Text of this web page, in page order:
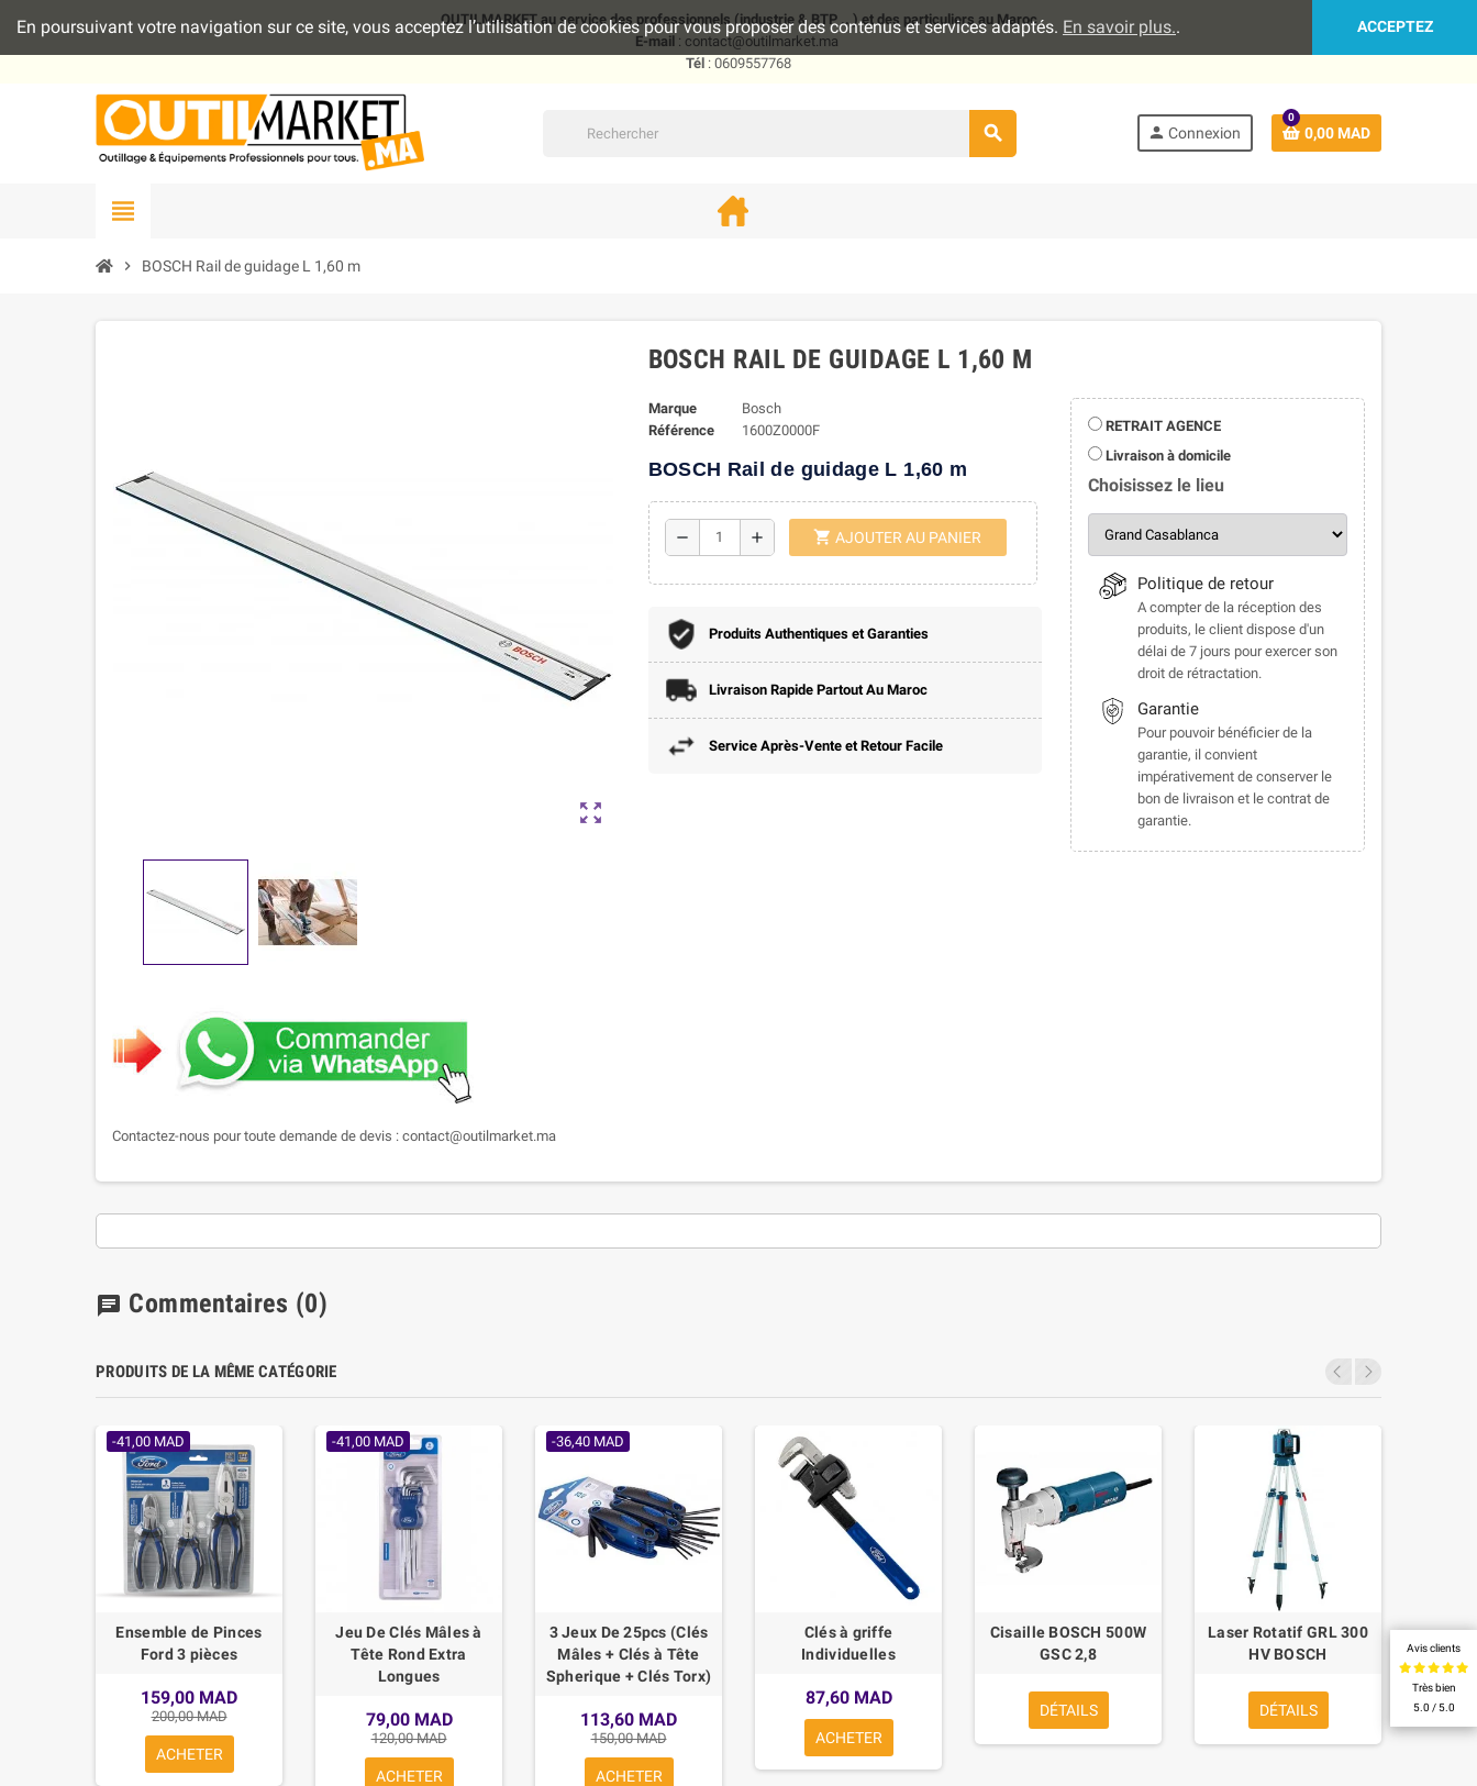
OUTILMARKET au service des professionnels (industrie & BTP .. ) et des particuliers au Maroc
E-mail : contact@outilmarket.ma
Tél : 0609557768
search person Connexion
0
0,00 MAD
view_headline
Avis clients
Très bien
5.0 / 5.0
chevron_right BOSCH Rail de guidage L 1,60 m
zoom_out_map
Contactez-nous pour toute demande de devis : contact@outilmarket.ma
BOSCH RAIL DE GUIDAGE L 1,60 M
Marque
Bosch
Référence
1600Z0000F
BOSCH Rail de guidage L 1,60 m
remove add shopping_cart AJOUTER AU PANIER
RETRAIT AGENCE
Livraison à domicile
Choisissez le lieu
Politique de retour
A compter de la réception des
produits, le client dispose d'un
délai de 7 jours pour exercer son
droit de rétractation.
Garantie
Pour pouvoir bénéficier de la
garantie, il convient
impérativement de conserver le
bon de livraison et le contrat de
garantie.
Produits Authentiques et Garanties
Livraison Rapide Partout Au Maroc
Service Après-Vente et Retour Facile
chat Commentaires (0)
PRODUITS DE LA MÊME CATÉGORIE
-41,00 MAD
Ensemble de Pinces
Ford 3 pièces
159,00 MAD
200,00 MAD
ACHETER
-41,00 MAD
Jeu De Clés Mâles à
Tête Rond Extra
Longues
79,00 MAD
120,00 MAD
ACHETER
-36,40 MAD
3 Jeux De 25pcs (Clés
Mâles + Clés à Tête
Spherique + Clés Torx)
113,60 MAD
150,00 MAD
ACHETER
Clés à griffe
Individuelles
87,60 MAD
ACHETER
Cisaille BOSCH 500W
GSC 2,8
DÉTAILS
Laser Rotatif GRL 300
HV BOSCH
DÉTAILS
Laser
GRL
En poursuivant votre navigation sur ce site, vous acceptez l’utilisation de cookies pour vous proposer des contenus et services adaptés. En savoir plus.. ACCEPTEZ